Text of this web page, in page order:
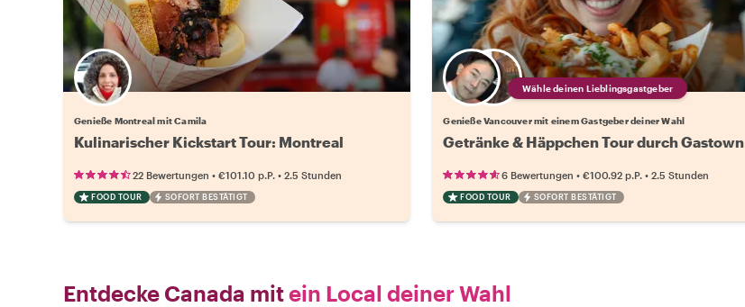
Genieße Montreal mit Camila
Kulinarischer Kickstart Tour: Montreal
22 Bewertungen • €101.10 p.P. • 2.5 Stunden
FOOD TOUR SOFORT BESTÄTIGT
Wähle deinen Lieblingsgastgeber
Genieße Vancouver mit einem Gastgeber deiner Wahl
Getränke & Häppchen Tour durch Gastown
6 Bewertungen •€100.92 p.P. •2.5 Stunden
FOOD TOUR SOFORT BESTÄTIGT
Entdecke Canada mitein Local deiner Wahl